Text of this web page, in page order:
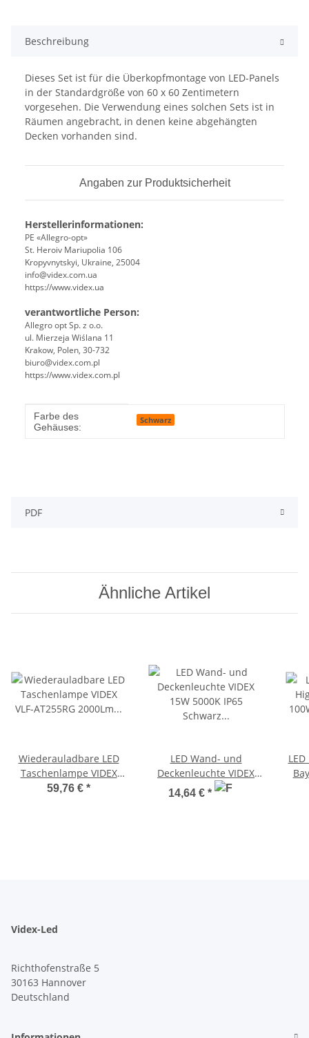
Beschreibung
Dieses Set ist für die Überkopfmontage von LED-Panels
in der Standardgröße von 60 x 60 Zentimetern
vorgesehen. Die Verwendung eines solchen Sets ist in
Räumen angebracht, in denen keine abgehängten
Decken vorhanden sind.
Angaben zur Produktsicherheit
Herstellerinformationen:
PE «Allegro-opt»
St. Heroiv Mariupolia 106
Kropyvnytskyi, Ukraine, 25004
info@videx.com.ua
https://www.videx.ua
verantwortliche Person:
Allegro opt Sp. z o.o.
ul. Mierzeja Wiślana 11
Krakow, Polen, 30-732
biuro@videx.com.pl
https://www.videx.com.pl
Produkteigenschaft
Wert
Farbe des
Gehäuses:
Schwarz
PDF
Ähnliche Artikel
Wiederauladbare LED
Taschenlampe VIDEX
VLF-AT255RG 2000Lm
59,76 € *
LED Wand- und
Deckenleuchte VIDEX
15W 5000K IP65 Schwarz
Feuchtraumleuchte
14,64 € *
Videx-Led
Richthofenstraße 5
30163 Hannover
Deutschland